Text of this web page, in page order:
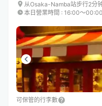
从Osaka-Namba站步行2分
本日營業時間 : 16:00〜00:00
可保管的行李數